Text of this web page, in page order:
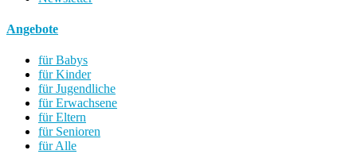
Angebote
für Babys
für Kinder
für Jugendliche
für Erwachsene
für Eltern
für Senioren
für Alle